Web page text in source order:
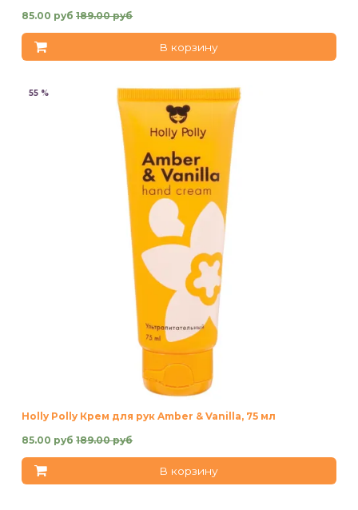
85.00 руб 189.00 руб
В корзину
55 %
Holly Polly Крем для рук Amber & Vanilla, 75 мл
85.00 руб 189.00 руб
В корзину